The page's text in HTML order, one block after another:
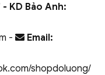
- KD Bảo Anh:
-
Email:
shopdoluong/